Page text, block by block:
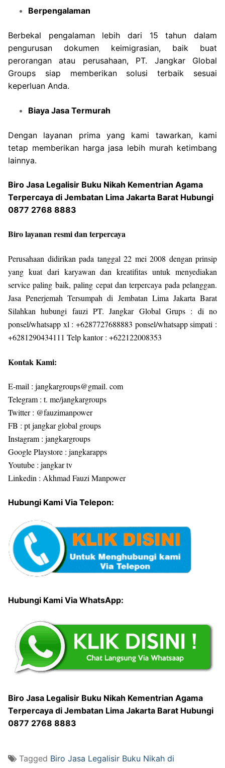
Berpengalaman
Berbekal pengalaman lebih dari 15 tahun dalam
pengurusan dokumen keimigrasian, baik buat
perorangan atau perusahaan, PT. Jangkar Global
Groups siap memberikan solusi terbaik sesuai
keperluan Anda.
Biaya Jasa Termurah
Dengan layanan prima yang kami tawarkan, kami
tetap memberikan harga jasa lebih murah ketimbang
lainnya.
Biro Jasa Legalisir Buku Nikah Kementrian Agama
Terpercaya di Jembatan Lima Jakarta Barat Hubungi
0877 2768 8883
Biro layanan resmi dan terpercaya
Perusahaan didirikan pada tanggal 22 mei 2008 dengan prinsip
yang kuat dari karyawan dan kreatifitas untuk menyediakan
service paling baik, paling cepat dan terpercaya pada pelanggan.
Jasa Penerjemah Tersumpah di Jembatan Lima Jakarta Barat
Silahkan hubungi fauzi PT. Jangkar Global Grups : di no
ponsel/whatsapp xl : +6287727688883 ponsel/whatsapp simpati :
+6281290434111 Telp kantor : +622122008353
Kontak Kami:
E-mail : jangkargroups@gmail. com
Telegram : t. me/jangkargroups
Twitter : @fauzimanpower
FB : pt jangkar global groups
Instagram : jangkargroups
Google Playstore : jangkarapps
Youtube : jangkar tv
Linkedin : Akhmad Fauzi Manpower
Hubungi Kami Via Telepon:
Hubungi Kami Via WhatsApp:
Biro Jasa Legalisir Buku Nikah Kementrian Agama
Terpercaya di Jembatan Lima Jakarta Barat Hubungi
0877 2768 8883
Tagged Biro Jasa Legalisir Buku Nikah di